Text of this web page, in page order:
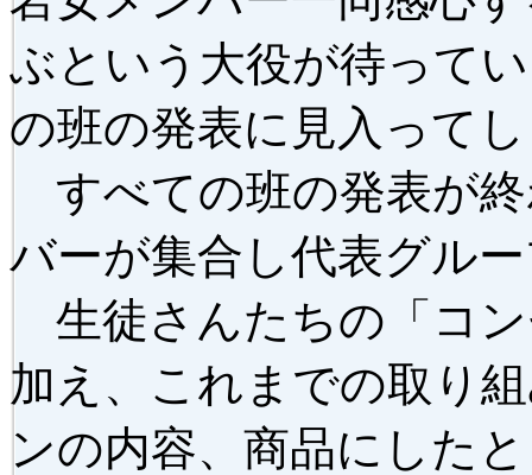
ぶという大役が待って
の班の発表に見入って
すべての班の発表が
バーが集合し代表グル
生徒さんたちの「コ
加え、これまでの取り
ンの内容、商品にした